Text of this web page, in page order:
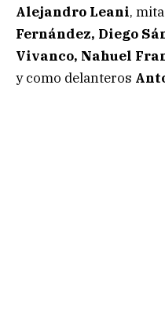
Alejandro Leani,
Fernández, Diego
Vivanco, Nahuel
y como delanteros